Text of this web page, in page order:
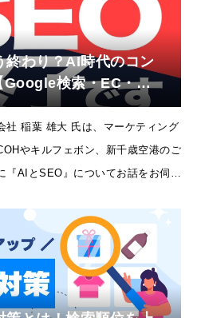
終わり？AI時代のコン
Google検索・EC・ネ
社 稲葉 雄大 氏は、マーケティング
やキルフェボン、新千歳空港のご
『AIとSEO』についてお話をお伺い